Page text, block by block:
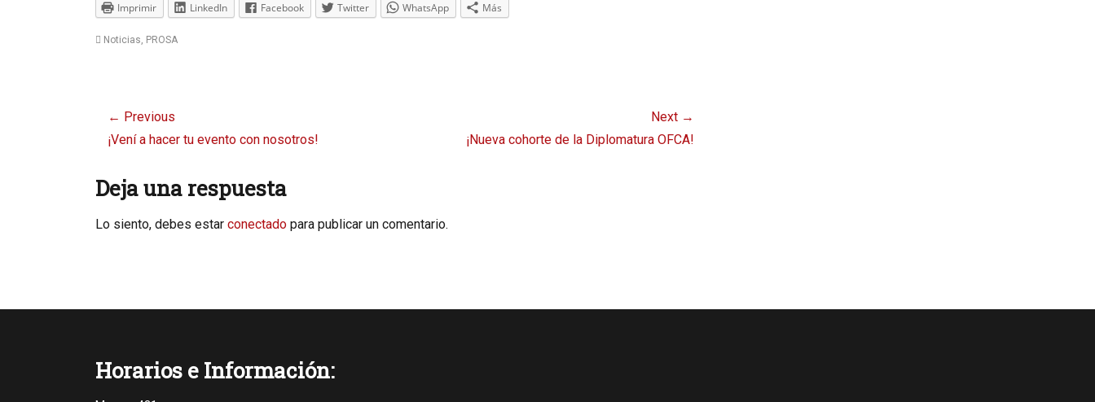
Imprimir LinkedIn Facebook Twitter WhatsApp Más
Categories
Noticias, PROSA
de
entradas
← Previous
Previous
¡Vení a hacer tu evento con nosotros!
Next →
¡Nueva cohorte de la Diplomatura OFCA!
Deja una respuesta
Lo siento, debes estar conectado para publicar un comentario.
Horarios e Información: